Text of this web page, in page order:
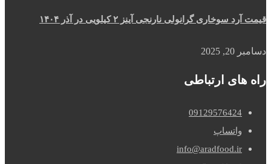
قیمت آرد سوخاری گرانولی نارنجی آینز ۲ کیلویی در آذر ۱۴۰۴
دسامبر 20, 2025
راه های ارتباطی
09129576424
واتساپ
info@aradfood.ir